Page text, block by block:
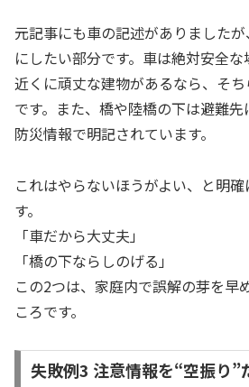
元記事にも車の記述がありました
にしたい部分です。車は絶対安全な
近くに頑丈な建物があるなら、そ
です。また、橋や陸橋の下は避難
防災情報で明記されています。
これはやらないほうがよい、と明
す。
「車だから大丈夫」
「橋の下ならしのげる」
この2つは、家庭内で誤解の芽を早
ころです。
失敗例3 注意情報を“空振り”